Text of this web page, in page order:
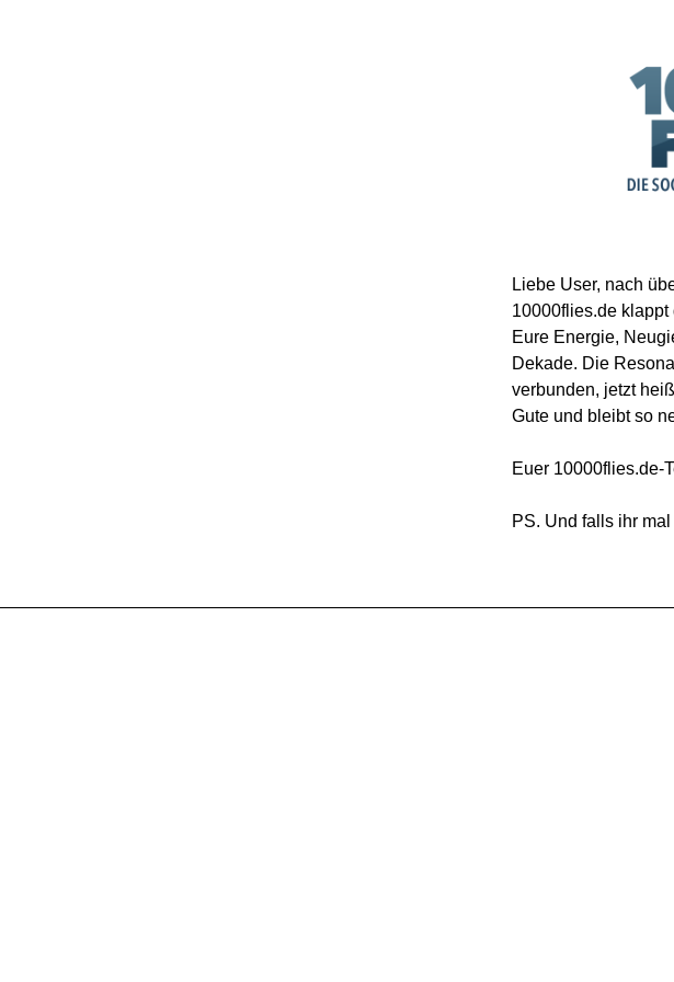
Liebe User, nach
10000flies.de
Eure Energie,
Dekade. Die
verbunden, jetzt
Gute und bleibt so
Euer 10000flies.de-
PS. Und falls ihr